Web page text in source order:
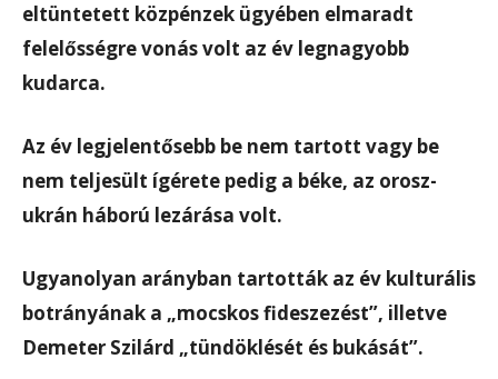
eltüntetett közpénzek ügyében elmaradt
felelősségre vonás volt az év legnagyobb
kudarca.
Az év legjelentősebb be nem tartott vagy be
nem teljesült ígérete pedig a béke, az orosz-
ukrán háború lezárása volt.
Ugyanolyan arányban tartották az év kulturális
botrányának a „mocskos fideszezést”, illetve
Demeter Szilárd „tündöklését és bukását”.